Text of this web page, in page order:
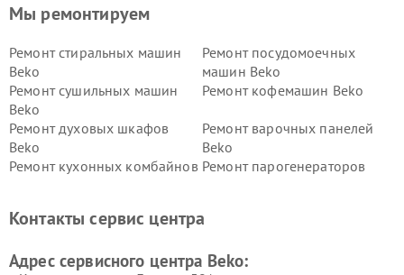
Мы ремонтируем
Ремонт стиральных машин
Beko
Ремонт посудомоечных
машин Beko
Ремонт сушильных машин
Beko
Ремонт кофемашин Beko
Ремонт духовых шкафов
Beko
Ремонт варочных панелей
Beko
Ремонт кухонных комбайнов Ремонт парогенераторов
Ремонт холодильников Beko Ремонт морозильных камер
Контакты сервис центра
Адрес сервисного центра Beko: